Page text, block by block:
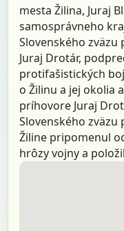
mesta Žilina, Juraj
samosprávneho
Slovenského
Juraj Drotár,
protifašistických
o Žilinu a jej okolia
príhovore Juraj
Slovenského
Žiline pripomenul
hrôzy vojny a